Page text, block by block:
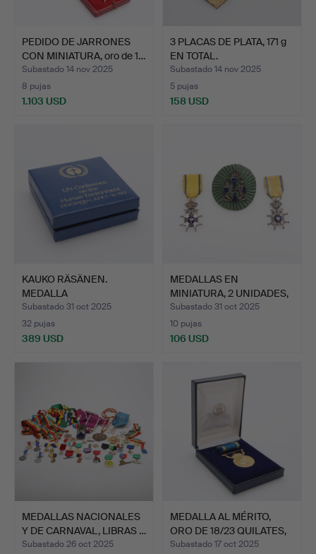
PEDIDO DE JARRONES
CON MINIATURA, oro de 1…
Subastado 14 nov 2025
8 pujas
1.103 USD
3 PLACAS DE PLATA, 171 g
EN TOTAL.
Subastado 14 nov 2025
5 pujas
158 USD
KAUKO RÄSÄNEN.
MEDALLA
CONMEMORATIVA, PLAT…
Subastado 31 oct 2025
32 pujas
389 USD
MEDALLAS EN
MINIATURA, 2 UNIDADES,
LA ORDE…
Subastado 31 oct 2025
10 pujas
106 USD
MEDALLAS NACIONALES
Y DE CARNAVAL, LIBRAS …
Subastado 26 oct 2025
MEDALLA AL MÉRITO,
ORO DE 18/23 QUILATES,
…
Subastado 17 oct 2025